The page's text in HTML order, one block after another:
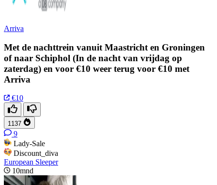
Arriva
Met de nachttrein vanuit Maastricht en Groningen
of naar Schiphol (In de nacht van vrijdag op
zaterdag) en voor €10 weer terug voor €10 met
Arriva
€10
1137
9
Lady-Sale
Discount_diva
European Sleeper
10mnd